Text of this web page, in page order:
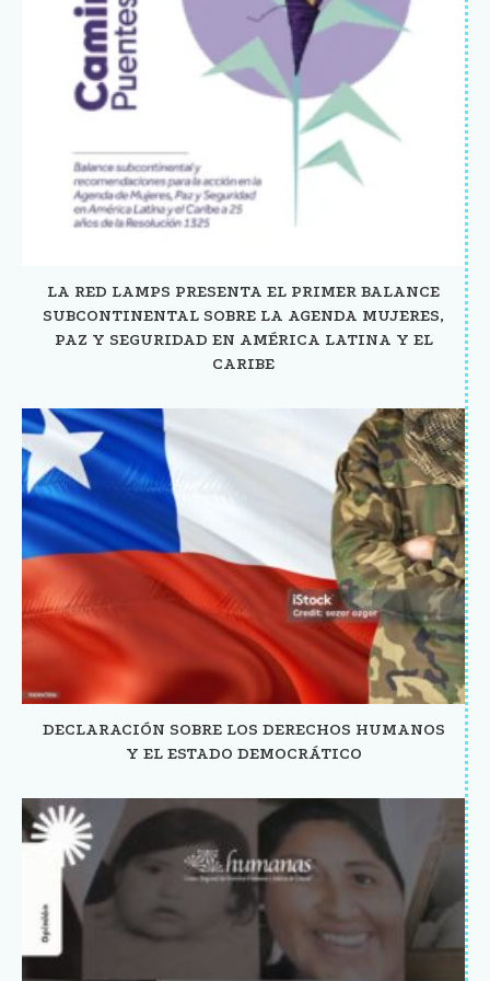
LA RED LAMPS PRESENTA EL PRIMER BALANCE
SUBCONTINENTAL SOBRE LA AGENDA MUJERES,
PAZ Y SEGURIDAD EN AMÉRICA LATINA Y EL
CARIBE
DECLARACIÓN SOBRE LOS DERECHOS HUMANOS
Y EL ESTADO DEMOCRÁTICO